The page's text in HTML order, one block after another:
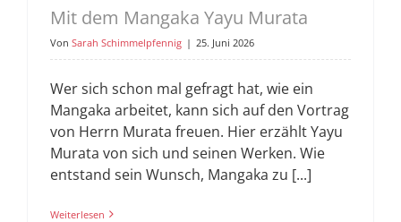
Mit dem Mangaka Yayu Murata
Von Sarah Schimmelpfennig | 25. Juni 2026
Wer sich schon mal gefragt hat, wie ein
Mangaka arbeitet, kann sich auf den Vortrag
von Herrn Murata freuen. Hier erzählt Yayu
Murata von sich und seinen Werken. Wie
entstand sein Wunsch, Mangaka zu [...]
Weiterlesen